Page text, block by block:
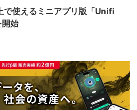
で使えるミニアプリ版「Unifi
始